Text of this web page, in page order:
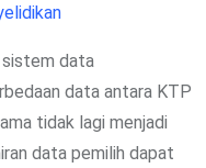
sistem data
data antara KTP
tidak lagi menjadi
data pemilih dapat